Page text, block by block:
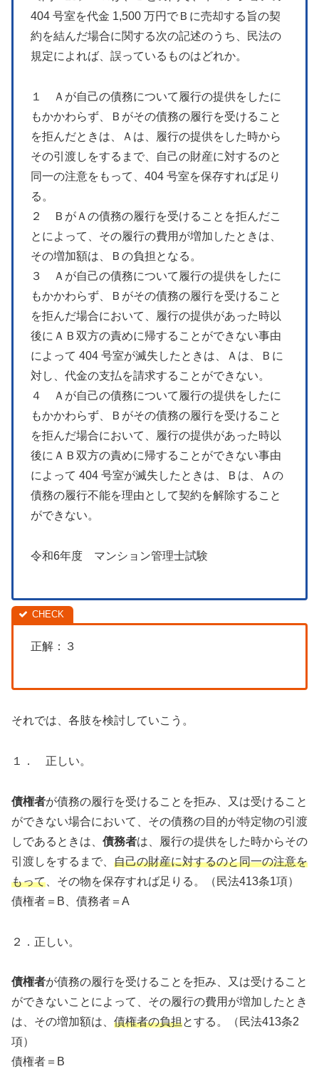
404 号室を代金 1,500 万円でＢに売却する旨の契
約を結んだ場合に関する次の記述のうち、民法の
規定によれば、誤っているものはどれか。
１ Ａが自己の債務について履行の提供をしたに
もかかわらず、Ｂがその債務の履行を受けること
を拒んだときは、Ａは、履行の提供をした時から
その引渡しをするまで、自己の財産に対するのと
同一の注意をもって、404 号室を保存すれば足り
る。
２ ＢがＡの債務の履行を受けることを拒んだこ
とによって、その履行の費用が増加したときは、
その増加額は、Ｂの負担となる。
３ Ａが自己の債務について履行の提供をしたに
もかかわらず、Ｂがその債務の履行を受けること
を拒んだ場合において、履行の提供があった時以
後にＡＢ双方の責めに帰することができない事由
によって 404 号室が滅失したときは、Ａは、Ｂに
対し、代金の支払を請求することができない。
４ Ａが自己の債務について履行の提供をしたに
もかかわらず、Ｂがその債務の履行を受けること
を拒んだ場合において、履行の提供があった時以
後にＡＢ双方の責めに帰することができない事由
によって 404 号室が滅失したときは、Ｂは、Ａの
債務の履行不能を理由として契約を解除すること
ができない。
令和6年度 マンション管理士試験
正解：３
それでは、各肢を検討していこう。
１． 正しい。
債権者が債務の履行を受けることを拒み、又は受けること
ができない場合において、その債務の目的が特定物の引渡
しであるときは、 債務者は、履行の提供をした時からその
引渡しをするまで、 自己の財産に対するのと同一の注意を
もって 、その物を保存すれば足りる。（民法413条1項）
債権者＝B、債務者＝A
２．正しい。
債権者が債務の履行を受けることを拒み、又は受けること
ができないことによって、その履行の費用が増加したとき
は、その増加額は、 債権者の負担とする。（民法413条2
項）
債権者＝B